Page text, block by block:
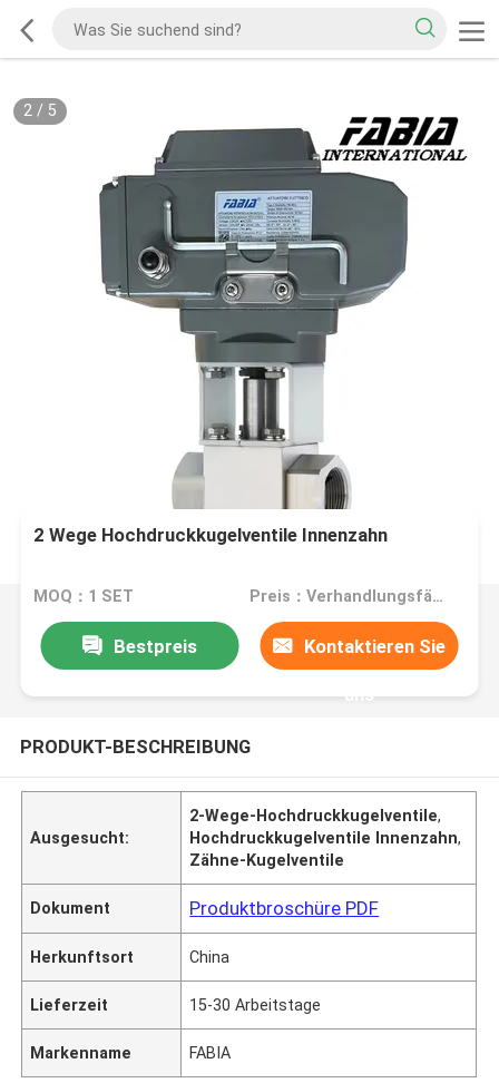
2/ 5
2 Wege Hochdruckkugelventile Innenzahn
MOQ：1 SET Preis：Verhandlungsfähig
Bestpreis Kontaktieren Sie
uns
PRODUKT-BESCHREIBUNG
Ausgesucht:
2-Wege-Hochdruckkugelventile,
Hochdruckkugelventile Innenzahn,
Zähne-Kugelventile
Dokument Produktbroschüre PDF
Herkunftsort China
Lieferzeit 15-30 Arbeitstage
Markenname FABIA